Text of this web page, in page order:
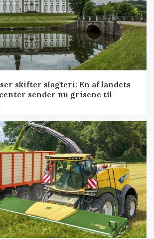
skifter slagteri: En af landets
sender nu grisene til